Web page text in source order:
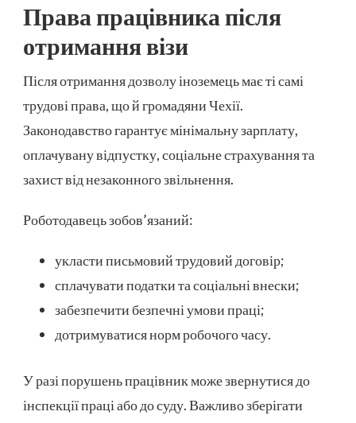
Права працівника після
отримання візи
Після отримання дозволу іноземець має ті самі
трудові права, що й громадяни Чехії.
Законодавство гарантує мінімальну зарплату,
оплачувану відпустку, соціальне страхування та
захист від незаконного звільнення.
Роботодавець зобов’язаний:
укласти письмовий трудовий договір;
сплачувати податки та соціальні внески;
забезпечити безпечні умови праці;
дотримуватися норм робочого часу.
У разі порушень працівник може звернутися до
інспекції праці або до суду. Важливо зберігати